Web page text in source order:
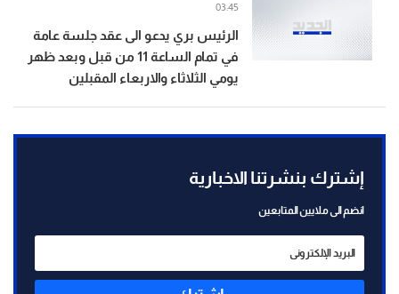
الرئيس بري يدعو الى عقد جلسة عامة
في تمام الساعة 11 من قبل وبعد ظهر
يومي الثلاثاء والاربعاء المقبلين
03:45
إشترك بنشرتنا الاخبارية
انضم الى ملايين المتابعين